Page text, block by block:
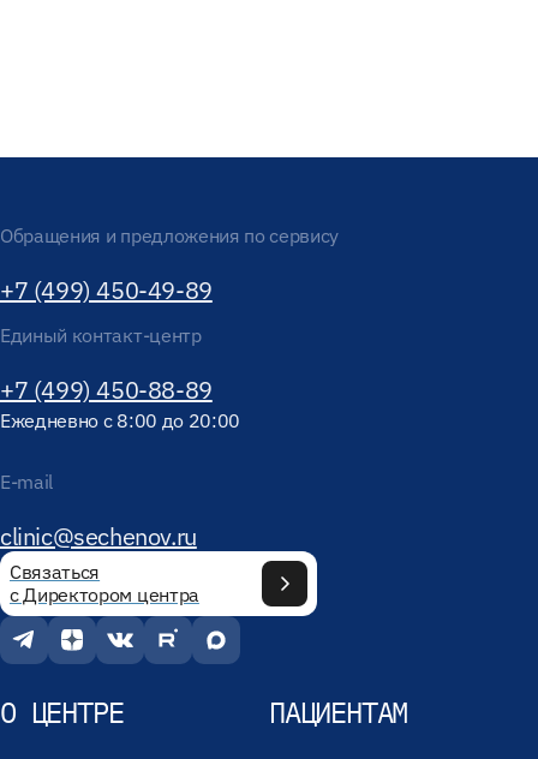
Обращения и предложения по сервису
+7 (499) 450-49-89
Единый контакт-центр
+7 (499) 450-88-89
Ежедневно с 8:00 до 20:00
E-mail
clinic@sechenov.ru
Связаться
с Директором центра
О ЦЕНТРЕ ПАЦИЕНТАМ